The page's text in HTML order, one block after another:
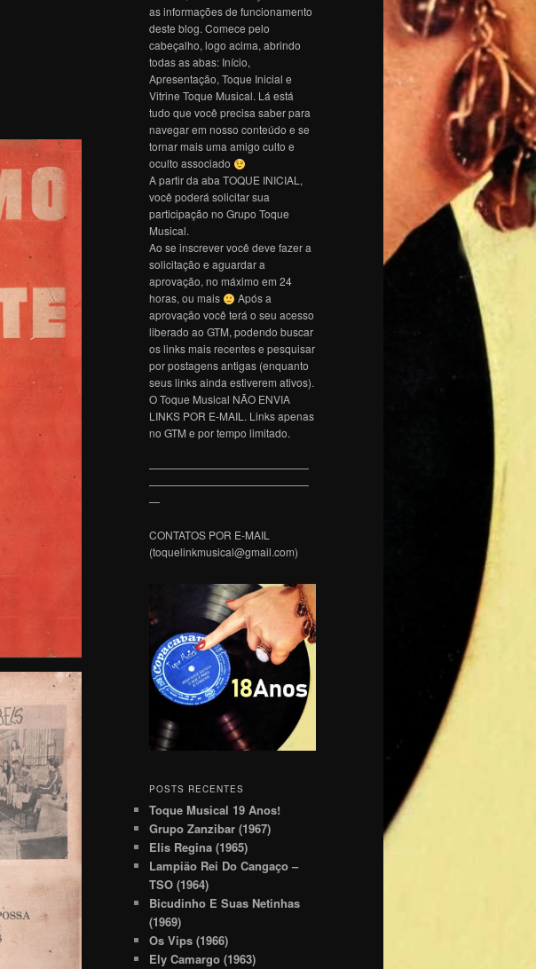
as informações de funcionamento
deste blog. Comece pelo
cabeçalho, logo acima, abrindo
todas as abas: Início,
Apresentação, Toque Inicial e
Vitrine Toque Musical. Lá está
tudo que você precisa saber para
navegar em nosso conteúdo e se
tornar mais uma amigo culto e
oculto associado
A partir da aba TOQUE INICIAL,
você poderá solicitar sua
participação no Grupo Toque
Musical.
Ao se inscrever você deve fazer a
solicitação e aguardar a
aprovação, no máximo em 24
horas, ou mais
Após a
aprovação você terá o seu acesso
liberado ao GTM, podendo buscar
os links mais recentes e pesquisar
por postagens antigas (enquanto
seus links ainda estiverem ativos).
O Toque Musical NÃO ENVIA
LINKS POR E-MAIL. Links apenas
no GTM e por tempo limitado.
———————————————
———————————————
—
CONTATOS POR E-MAIL
(toquelinkmusical@gmail.com)
POSTS RECENTES
Toque Musical 19 Anos!
Grupo Zanzibar (1967)
Elis Regina (1965)
Lampião Rei Do Cangaço –
TSO (1964)
Bicudinho E Suas Netinhas
(1969)
Os Vips (1966)
Ely Camargo (1963)